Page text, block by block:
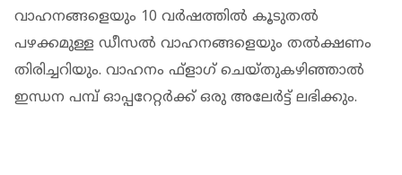
വാഹനങ്ങളെയും 10 വര്‍ഷത്തില്‍ കൂടുതല്‍
പഴക്കമുള്ള ഡീസല്‍ വാഹനങ്ങളെയും തല്‍ക്ഷണം
തിരിച്ചറിയും. വാഹനം ഫ്‌ളാഗ് ചെയ്തുകഴിഞ്ഞാല്‍
ഇന്ധന പമ്പ് ഓപ്പറേറ്റര്‍ക്ക് ഒരു അലേര്‍ട്ട് ലഭിക്കും.